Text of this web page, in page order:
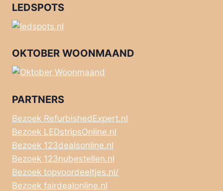
LEDSPOTS
OKTOBER WOONMAAND
PARTNERS
Bezoek RefurbishedExpert.nl
Bezoek LEDstripsOnline.nl
Bezoek 123dealsonline.nl
Bezoek 123nubestellen.nl
Bezoek topvoordeeltjes.nl/
Bezoek fairdealonline.nl